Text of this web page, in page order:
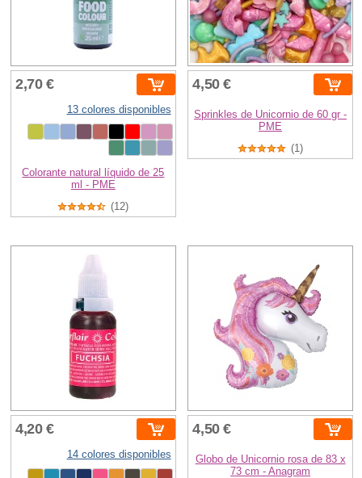
2,70 €
13 colores disponibles
Colorante natural líquido de 25
ml - PME
(12)
4,50 €
Sprinkles de Unicornio de 60 gr -
PME
(1)
4,20 €
14 colores disponibles
4,50 €
Globo de Unicornio rosa de 83 x
73 cm - Anagram